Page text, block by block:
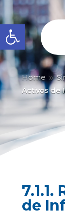
Abrir barra de
Home 9
Activos de
de